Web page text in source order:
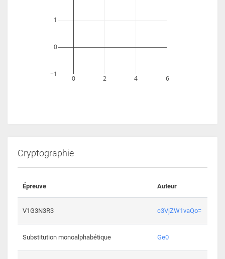
0 2 4 6
−1
0
1
Cryptographie
Épreuve Auteur
V1G3N3R3 c3VjZW1vaQo=
Substitution monoalphabétique Ge0